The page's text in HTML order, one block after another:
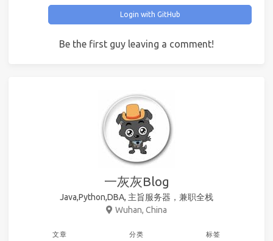
Login with GitHub
Be the first guy leaving a comment!
一灰灰Blog
Java,Python,DBA, 主旨服务器，兼职全栈
Wuhan, China
文章 分类 标签